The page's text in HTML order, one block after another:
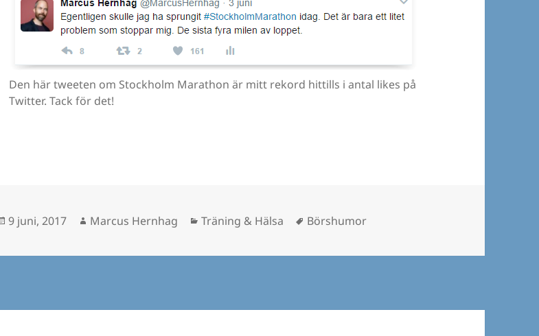
Den här tweeten om Stockholm Marathon är mitt rekord hittills i antal likes på
Twitter. Tack för det!
Postat
9 juni, 2017 Författare
Marcus Hernhag Kategorier
Träning & Hälsa Taggar
Börshumor